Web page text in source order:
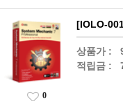
[IOLO-
상품가 :
적립금 :
0